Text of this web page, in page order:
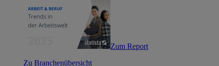
Zum Report
Zu Branchenübersicht